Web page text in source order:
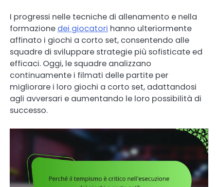
I progressi nelle tecniche di allenamento e nella
formazione dei giocatori hanno ulteriormente
affinato i giochi a corto set, consentendo alle
squadre di sviluppare strategie più sofisticate ed
efficaci. Oggi, le squadre analizzano
continuamente i filmati delle partite per
migliorare i loro giochi a corto set, adattandosi
agli avversari e aumentando le loro possibilità di
successo.